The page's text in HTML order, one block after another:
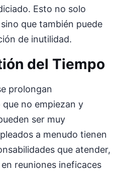
Esto no solo
que también puede
de inutilidad.
del Tiempo
prolongan
no empiezan y
ser muy
a menudo tienen
que atender,
reuniones ineficaces